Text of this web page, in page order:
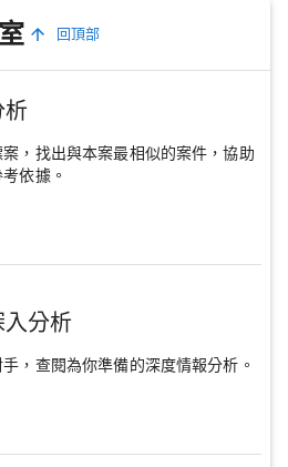
回頂部
析
，找出與本案最相似的案件，協助
依據。
分析
，查閱為你準備的深度情報分析。